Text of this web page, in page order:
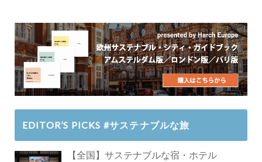
EDITOR’S PICKS #サステナブルな旅
【全国】サステナブルな宿・ホテル